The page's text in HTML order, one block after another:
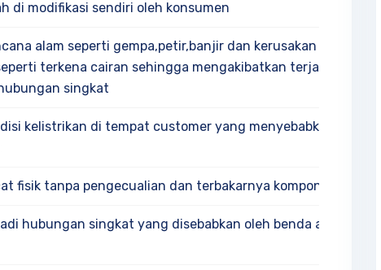
sendiri oleh konsumen
alam seperti gempa,petir,banjir dan kerusakan akibat
terkena cairan sehingga mengakibatkan terjadinya
singkat
di tempat customer yang menyebabkan produk
tanpa pengecualian dan terbakarnya komponen
singkat yang disebabkan oleh benda asing di